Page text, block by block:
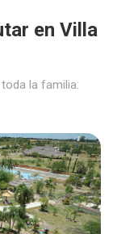
en Villa
la familia: